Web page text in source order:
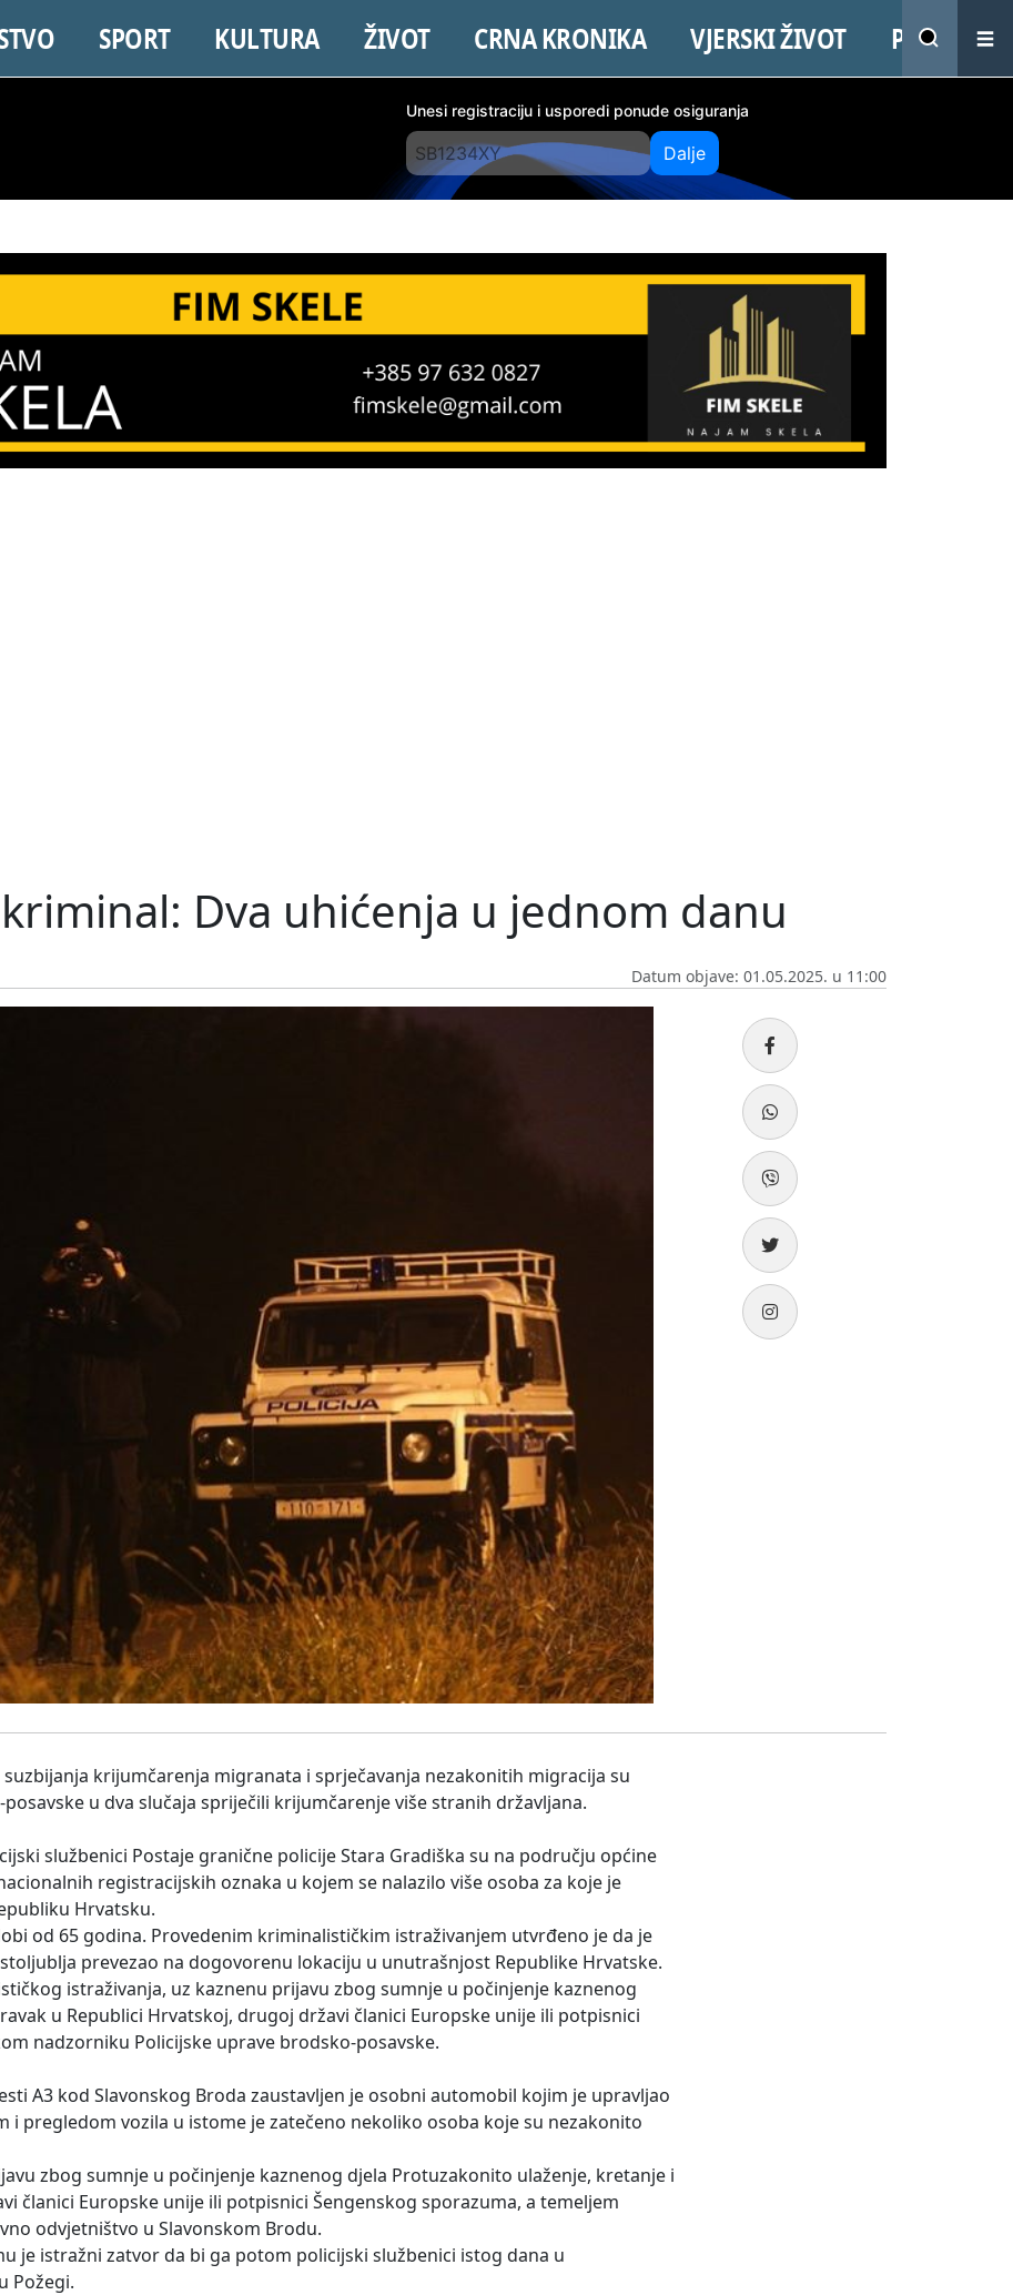
SPORT KULTURA ŽIVOT CRNA KRONIKA VJERSKI ŽIVOT PROMO
Unesi registraciju i usporedi ponude osiguranja
Dalje
Dva uhićenja u jednom danu
Datum objave: 01.05.2025. u 11:00
krijumčarenja migranata i sprječavanja nezakonitih migracija su
u dva slučaja spriječili krijumčarenje više stranih državljana.
službenici Postaje granične policije Stara Gradiška su na području općine
registracijskih oznaka u kojem se nalazilo više osoba za koje je
Hrvatsku.
od 65 godina. Provedenim kriminalističkim istraživanjem utvrđeno je da je
prevezao na dogovorenu lokaciju u unutrašnjost Republike Hrvatske.
istraživanja, uz kaznenu prijavu zbog sumnje u počinjenje kaznenog
u Republici Hrvatskoj, drugoj državi članici Europske unije ili potpisnici
nadzorniku Policijske uprave brodsko-posavske.
A3 kod Slavonskog Broda zaustavljen je osobni automobil kojim je upravljao
pregledom vozila u istome je zatečeno nekoliko osoba koje su nezakonito
zbog sumnje u počinjenje kaznenog djela Protuzakonito ulaženje, kretanje i
članici Europske unije ili potpisnici Šengenskog sporazuma, a temeljem
odvjetništvo u Slavonskom Brodu.
je istražni zatvor da bi ga potom policijski službenici istog dana u
Požegi.